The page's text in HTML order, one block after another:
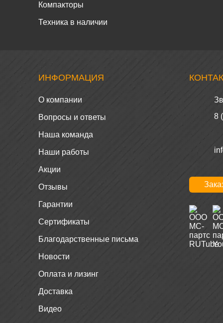
Компакторы
Техника в наличии
ИНФОРМАЦИЯ
О компании
Вопросы и ответы
Наша команда
Наши работы
Акции
Отзывы
Гарантии
Сертификаты
Благодарственные письма
Новости
Оплата и лизинг
Доставка
Видео
8